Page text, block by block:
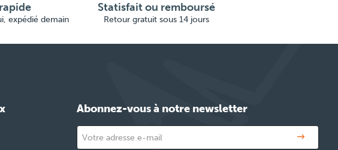
expédié demain
Statisfait ou remboursé
Retour gratuit sous 14 jours
Abonnez-vous à notre newsletter